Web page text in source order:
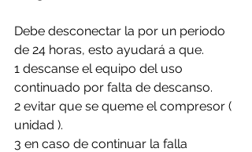
Debe desconectar la por un periodo
de 24 horas, esto ayudará a que.
1 descanse el equipo del uso
continuado por falta de descanso.
2 evitar que se queme el compresor (
unidad ).
3 en caso de continuar la falla